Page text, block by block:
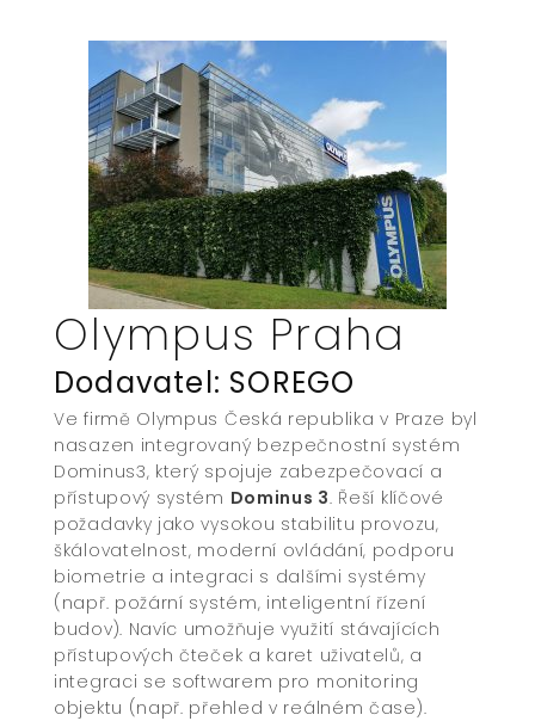
Olympus Praha
Dodavatel: SOREGO
Ve firmě Olympus Česká republika v Praze byl
nasazen integrovaný bezpečnostní systém
Dominus3, který spojuje zabezpečovací a
přístupový systém Dominus 3. Řeší klíčové
požadavky jako vysokou stabilitu provozu,
škálovatelnost, moderní ovládání, podporu
biometrie a integraci s dalšími systémy
(např. požární systém, inteligentní řízení
budov). Navíc umožňuje využití stávajících
přístupových čteček a karet uživatelů, a
integraci se softwarem pro monitoring
objektu (např. přehled v reálném čase).